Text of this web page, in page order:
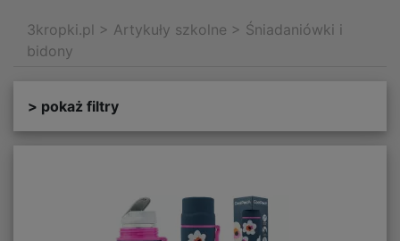
3kropki.pl > Artykuły szkolne > Śniadaniówki i
bidony
> pokaż filtry